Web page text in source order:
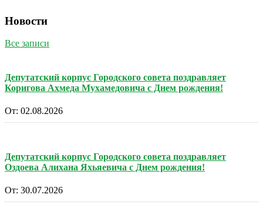
Новости
Все записи
Депутатский корпус Городского совета поздравляет
Коригова Ахмеда Мухамедовича с Днем рождения!
От: 02.08.2026
Депутатский корпус Городского совета поздравляет
Оздоева Алихана Яхьяевича с Днем рождения!
От: 30.07.2026